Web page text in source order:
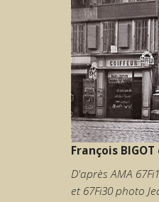
François
D'aprèsAMA
et 67Fi30 photo